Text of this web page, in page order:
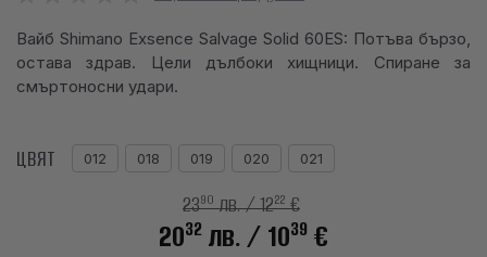
Вайб Shimano Exsence Salvage Solid 60ES: Потъва бързо,
остава здрав. Цели дълбоки хищници. Спиране за
смъртоносни удари.
ЦВЯТ 012 018 019 020 021
2390лв./ 1222€
2032 лв./ 1039 €